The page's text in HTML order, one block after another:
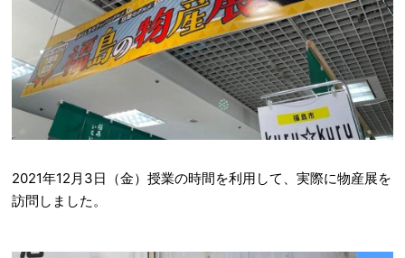
2021年12月3日（金）授業の時間を利用して、実際に物産展を
訪問しました。